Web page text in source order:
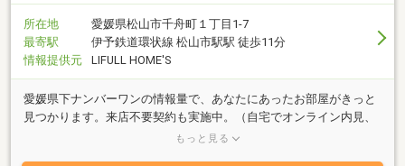
所在地
愛媛県松山市千舟町１丁目1-7
最寄駅
伊予鉄道環状線 松山市駅駅 徒歩11分
情報提供元
LIFULL HOME'S
愛媛県下ナンバーワンの情報量で、あなたにあったお部屋がきっと
見つかります。来店不要契約も実施中。（自宅でオンライン内見、
ｗｅｂ申込、ＩＴ重説、書類・鍵郵送）鍵ご郵送サービスは管理物
もっと見る